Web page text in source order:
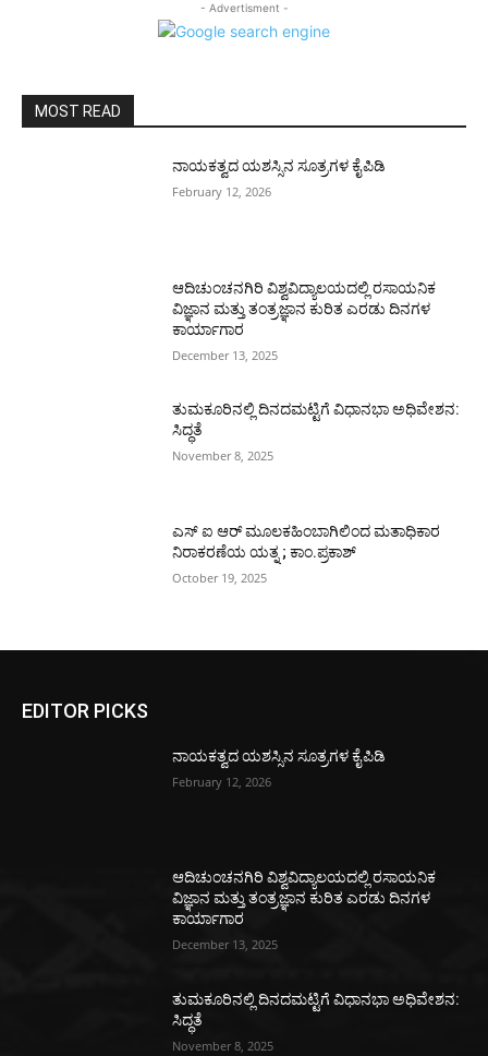
- Advertisment -
MOST READ
ನಾಯಕತ್ವದ ಯಶಸ್ಸಿನ ಸೂತ್ರಗಳ ಕೈಪಿಡಿ
February 12, 2026
ಆದಿಚುಂಚನಗಿರಿ ವಿಶ್ವವಿದ್ಯಾಲಯದಲ್ಲಿ ರಸಾಯನಿಕ
ವಿಜ್ಞಾನ ಮತ್ತು ತಂತ್ರಜ್ಞಾನ ಕುರಿತ ಎರಡು ದಿನಗಳ
ಕಾರ್ಯಾಗಾರ
December 13, 2025
ತುಮಕೂರಿನಲ್ಲಿ ದಿನದಮಟ್ಟಿಗೆ ವಿಧಾನಭಾ ಅಧಿವೇಶನ:
ಸಿದ್ಧತೆ
November 8, 2025
ಎಸ್ ಐ ಆರ್ ಮೂಲಕಹಿಂಬಾಗಿಲಿಂದ ಮತಾಧಿಕಾರ
ನಿರಾಕರಣೆಯ ಯತ್ನ ; ಕಾಂ.ಪ್ರಕಾಶ್
October 19, 2025
EDITOR PICKS
ನಾಯಕತ್ವದ ಯಶಸ್ಸಿನ ಸೂತ್ರಗಳ ಕೈಪಿಡಿ
February 12, 2026
ಆದಿಚುಂಚನಗಿರಿ ವಿಶ್ವವಿದ್ಯಾಲಯದಲ್ಲಿ ರಸಾಯನಿಕ
ವಿಜ್ಞಾನ ಮತ್ತು ತಂತ್ರಜ್ಞಾನ ಕುರಿತ ಎರಡು ದಿನಗಳ
ಕಾರ್ಯಾಗಾರ
December 13, 2025
ತುಮಕೂರಿನಲ್ಲಿ ದಿನದಮಟ್ಟಿಗೆ ವಿಧಾನಭಾ ಅಧಿವೇಶನ:
ಸಿದ್ಧತೆ
November 8, 2025